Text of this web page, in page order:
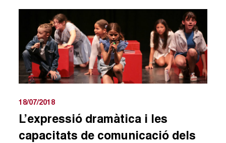
18/07/2018
L’expressió dramàtica i les
capacitats de comunicació dels